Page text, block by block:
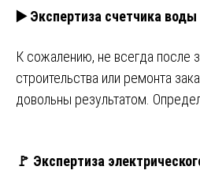
▶️ Экспертиза счетчика воды
К сожалению, не всегда после
строительства или ремонта
довольны результатом.
🚩 Экспертиза